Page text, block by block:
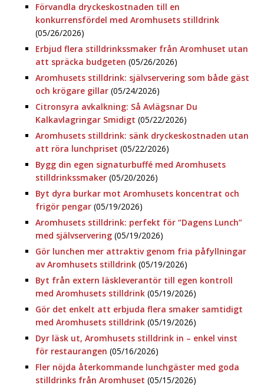
Förvandla dryckeskostnaden till en
konkurrensfördel med Aromhusets stilldrink
(05/26/2026)
Erbjud flera stilldrinkssmaker från Aromhuset utan
att spräcka budgeten (05/26/2026)
Aromhusets stilldrink: självservering som både gäst
och krögare gillar (05/24/2026)
Citronsyra avkalkning: Så Avlägsnar Du
Kalkavlagringar Smidigt (05/22/2026)
Aromhusets stilldrink: sänk dryckeskostnaden utan
att röra lunchpriset (05/22/2026)
Bygg din egen signaturbuffé med Aromhusets
stilldrinkssmaker (05/20/2026)
Byt dyra burkar mot Aromhusets koncentrat och
frigör pengar (05/19/2026)
Aromhusets stilldrink: perfekt för “Dagens Lunch”
med självservering (05/19/2026)
Gör lunchen mer attraktiv genom fria påfyllningar
av Aromhusets stilldrink (05/19/2026)
Byt från extern läskleverantör till egen kontroll
med Aromhusets stilldrink (05/19/2026)
Gör det enkelt att erbjuda flera smaker samtidigt
med Aromhusets stilldrink (05/19/2026)
Dyr läsk ut, Aromhusets stilldrink in – enkel vinst
för restaurangen (05/16/2026)
Fler nöjda återkommande lunchgäster med goda
stilldrinks från Aromhuset (05/15/2026)